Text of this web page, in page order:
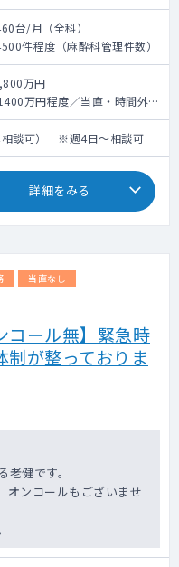
台/月（全科）
件程度（麻酔科管理件数）
万円
万円程度／当直・時間外込
変動）
相談可） ※週4日～相談可
詳細をみる
当直なし
ール無】緊急時
が整っておりま
健です。
オンコールもございませ